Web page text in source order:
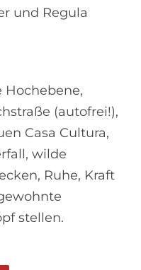
und Regula
Hochebene,
(autofrei!),
Casa Cultura,
wilde
Ruhe, Kraft
stellen.